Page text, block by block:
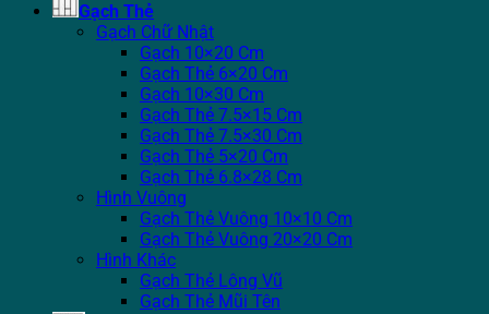
Gạch Thẻ
Gạch Chữ Nhật
Gạch 10×20 Cm
Gạch Thẻ 6×20 Cm
Gạch 10×30 Cm
Gạch Thẻ 7.5×15 Cm
Gạch Thẻ 7.5×30 Cm
Gạch Thẻ 5×20 Cm
Gạch Thẻ 6.8×28 Cm
Hình Vuông
Gạch Thẻ Vuông 10×10 Cm
Gạch Thẻ Vuông 20×20 Cm
Hình Khác
Gạch Thẻ Lông Vũ
Gạch Thẻ Mũi Tên